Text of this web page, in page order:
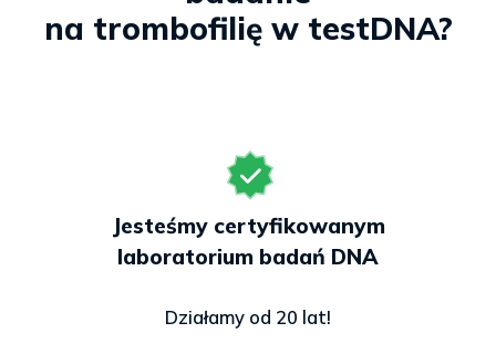
na trombofilię w testDNA?
Jesteśmy certyfikowanym
laboratorium badań DNA
Działamy od 20 lat!